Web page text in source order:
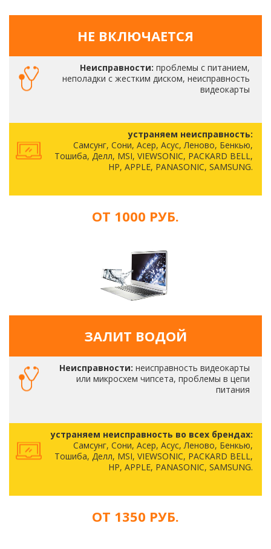
НЕ ВКЛЮЧАЕТСЯ
Неисправности: проблемы с питанием,
неполадки с жестким диском, неисправность
видеокарты
устраняем неисправность:
Самсунг, Сони, Асер, Асус, Леново, Бенкью,
Тошиба, Делл, MSI, VIEWSONIC, PACKARD BELL,
HP, APPLE, PANASONIC, SAMSUNG.
ОТ 1000 РУБ.
ЗАЛИТ ВОДОЙ
Неисправности: неисправность видеокарты
или микросхем чипсета, проблемы в цепи
питания
устраняем неисправность во всех брендах:
Самсунг, Сони, Асер, Асус, Леново, Бенкью,
Тошиба, Делл, MSI, VIEWSONIC, PACKARD BELL,
HP, APPLE, PANASONIC, SAMSUNG.
ОТ 1350 РУБ.